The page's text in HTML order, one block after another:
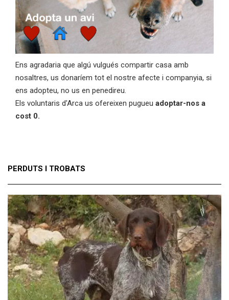
Ens agradaria que algú vulgués compartir casa amb
nosaltres, us donaríem tot el nostre afecte i companyia, si
ens adopteu, no us en penedireu.
Els voluntaris d'Arca us ofereixen pugueu adoptar-nos a
cost 0.
PERDUTS I TROBATS